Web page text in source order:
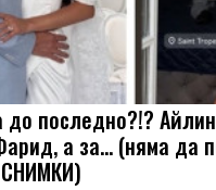
последно?!?
а за... (няма да